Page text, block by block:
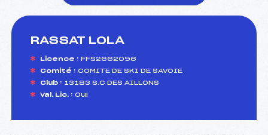
RASSAT LOLA
Licence : FFS2662096
Comité : COMITE DE SKI DE SAVOIE
Club : 13183 S.C DES AILLONS
Val. Lic. : Oui